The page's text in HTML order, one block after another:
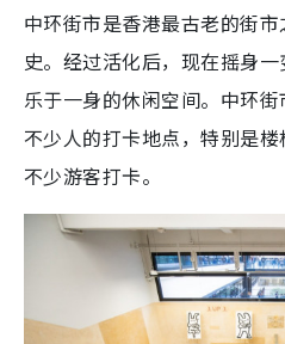
中环街市是香港最古老的街
史。经过活化后，现在摇身
乐于一身的休闲空间。中环
不少人的打卡地点，特别是
不少游客打卡。